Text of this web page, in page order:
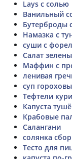
Lays с солью
Ванильный
Бутерброды
Намазка с
суши с
Салат
Маффин с
ленивая
суп
Тефтели
Капуста
Крабовые
Cалангани
солянка
Тесто для